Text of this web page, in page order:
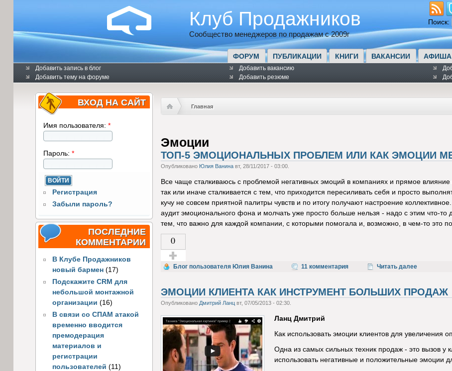
Клуб Продажников
Сообщество менеджеров по продажам с 2009г
Поиск:
ФОРУМ ПУБЛИКАЦИИ КНИГИ ВАКАНСИИ АФИША
Добавить запись в блог
Добавить тему на форуме
Добавить вакансию
Добавить резюме
ВХОД НА САЙТ
Имя пользователя: *
Пароль: *
Регистрация
Забыли пароль?
ПОСЛЕДНИЕ
КОММЕНТАРИИ
В Клубе Продажников
новый бармен (17)
Подскажите CRM для
небольшой монтажной
организации (16)
В связи со СПАМ атакой
временно вводится
премодерация
материалов и
регистрации
пользователей (11)
Главная
Эмоции
ТОП-5 ЭМОЦИОНАЛЬНЫХ ПРОБЛЕМ ИЛИ КАК ЭМОЦИИ
Опубликовано Юлия Ванинавт, 28/11/2017 - 03:00.
Все чаще сталкиваюсь с проблемой негативных эмоций в компаниях и прямое
так или иначе сталкивается с тем, что приходится пересиливать себя и просто
кучу не совсем приятной палитры чувств и по итогу получают настроение
аудит эмоционального фона и молчать уже просто больше нельзя - надо с этим что-то
тем, что важно для каждой компании, с которыми помогала и, возможно, в чем-то это
0
Голос за!
Блог пользователя Юлия Ванина 11 комментария Читать далее
ЭМОЦИИ КЛИЕНТА КАК ИНСТРУМЕНТ БОЛЬШИХ ПРОДАЖ
Опубликовано Дмитрий Ланцвт, 07/05/2013 - 02:30.
Ланц Дмитрий
Как использовать эмоции клиентов для увеличения
Одна из самых сильных техник продаж - это вызов
использовать негативные и положительные эмоции